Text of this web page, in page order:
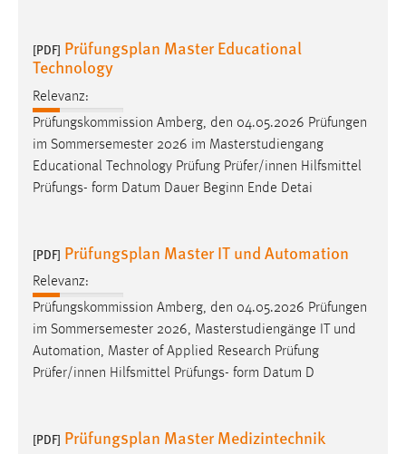
[PDF] Prüfungsplan Master Educational
Technology
Relevanz:
Prüfungskommission Amberg, den 04.05.2026 Prüfungen
im Sommersemester 2026 im Masterstudiengang
Educational Technology Prüfung Prüfer/innen Hilfsmittel
Prüfungs- form Datum Dauer Beginn Ende Detai
[PDF] Prüfungsplan Master IT und Automation
Relevanz:
Prüfungskommission Amberg, den 04.05.2026 Prüfungen
im Sommersemester 2026, Masterstudiengänge IT und
Automation, Master of Applied Research Prüfung
Prüfer/innen Hilfsmittel Prüfungs- form Datum D
[PDF] Prüfungsplan Master Medizintechnik